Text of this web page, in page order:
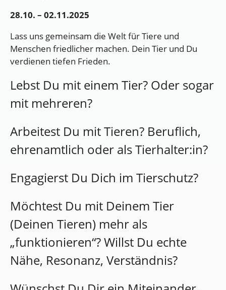
28.10. – 02.11.2025
Lass uns gemeinsam die Welt für Tiere und
Menschen friedlicher machen. Dein Tier und Du
verdienen tiefen Frieden.
Lebst Du mit einem Tier? Oder sogar
mit mehreren?
Arbeitest Du mit Tieren? Beruflich,
ehrenamtlich oder als Tierhalter:in?
Engagierst Du Dich im Tierschutz?
Möchtest Du mit Deinem Tier
(Deinen Tieren) mehr als
„funktionieren“? Willst Du echte
Nähe, Resonanz, Verständnis?